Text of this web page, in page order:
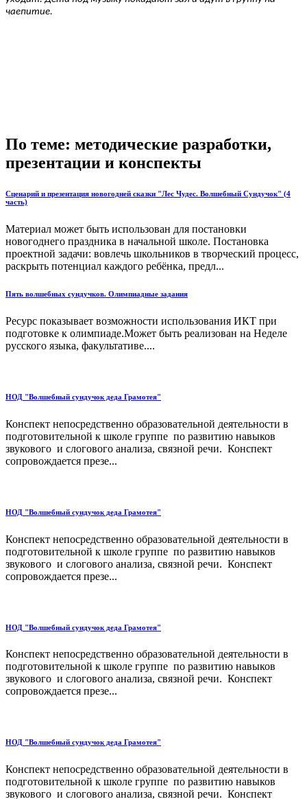
чаепитие.
По теме: методические разработки,
презентации и конспекты
Сценарий и презентация новогодней сказки "Лес Чудес. Волшебный Сундучок" (4
часть)
Материал может быть использован для постановки
новогоднего праздника в начальной школе. Постановка
проектной задачи: вовлечь школьников в творческий процесс,
раскрыть потенциал каждого ребёнка, предл...
Пять волшебных сундучков. Олимпиадные задания
Ресурс показывает возможности использования ИКТ при
подготовке к олимпиаде.Может быть реализован на Неделе
русского языка, факультативе....
НОД "Волшебный сундучок деда Грамотея"
Конспект непосредственно образовательной деятельности в
подготовительной к школе группе по развитию навыков
звукового и слогового анализа, связной речи. Конспект
сопровождается презе...
НОД "Волшебный сундучок деда Грамотея"
Конспект непосредственно образовательной деятельности в
подготовительной к школе группе по развитию навыков
звукового и слогового анализа, связной речи. Конспект
сопровождается презе...
НОД "Волшебный сундучок деда Грамотея"
Конспект непосредственно образовательной деятельности в
подготовительной к школе группе по развитию навыков
звукового и слогового анализа, связной речи. Конспект
сопровождается презе...
НОД "Волшебный сундучок деда Грамотея"
Конспект непосредственно образовательной деятельности в
подготовительной к школе группе по развитию навыков
звукового и слогового анализа, связной речи. Конспект